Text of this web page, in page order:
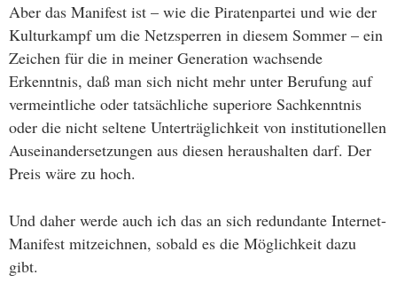
Aber das Manifest ist – wie die Piratenpartei und wie der
Kulturkampf um die Netzsperren in diesem Sommer – ein
Zeichen für die in meiner Generation wachsende
Erkenntnis, daß man sich nicht mehr unter Berufung auf
vermeintliche oder tatsächliche superiore Sachkenntnis
oder die nicht seltene Unterträglichkeit von institutionellen
Auseinandersetzungen aus diesen heraushalten darf. Der
Preis wäre zu hoch.
Und daher werde auch ich das an sich redundante Internet-
Manifest mitzeichnen, sobald es die Möglichkeit dazu
gibt.